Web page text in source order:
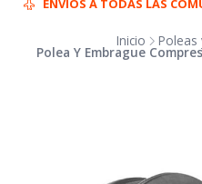
ENVIOS A TODAS LAS
Inicio Poleas
Polea Y Embrague